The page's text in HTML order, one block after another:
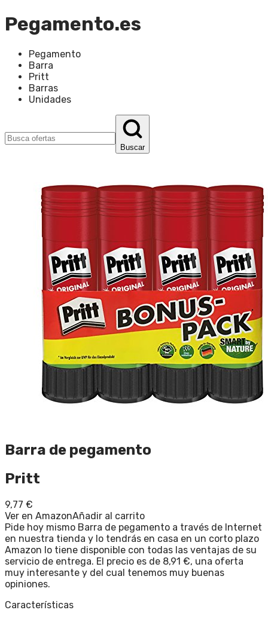
Pegamento.es
Pegamento
Barra
Pritt
Barras
Unidades
Buscar
Barra de pegamento
Pritt
9,77 €
Ver en AmazonAñadir al carrito
Pide hoy mismo Barra de pegamento a través de Internet
en nuestra tienda y lo tendrás en casa en un corto plazo
Amazon lo tiene disponible con todas las ventajas de su
servicio de entrega. El precio es de 8,91 €, una oferta
muy interesante y del cual tenemos muy buenas
opiniones.
Características